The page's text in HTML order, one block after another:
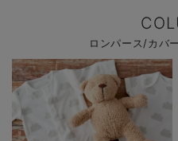
ロンパース/カバ